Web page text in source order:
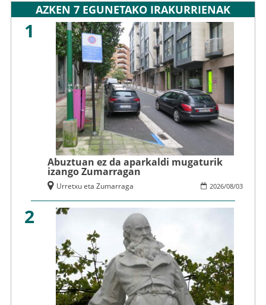
AZKEN 7 EGUNETAKO IRAKURRIENAK
1
Abuztuan ez da aparkaldi mugaturik
izango Zumarragan
2026/08/03
Urretxu eta Zumarraga
2